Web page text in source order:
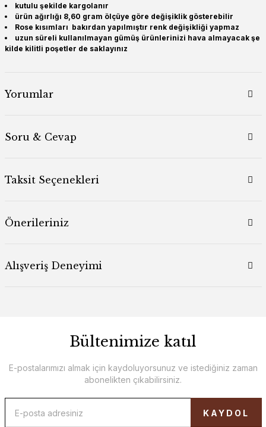
kutulu şekilde kargolanır
ürün ağırlığı 8,60 gram ölçüye göre değişiklik gösterebilir
Rose kısımları bakırdan yapılmıştır renk değişikliği yapmaz
uzun süreli kullanılmayan gümüş ürünlerinizi hava almayacak şe
kilde kilitli poşetler de saklayınız
Yorumlar
Soru & Cevap
Taksit Seçenekleri
Önerileriniz
Alışveriş Deneyimi
Bültenimize katıl
E-postalarımızı almak için kaydoluyorsunuz ve istediğiniz zaman
abonelikten çıkabilirsiniz.
KAYDOL